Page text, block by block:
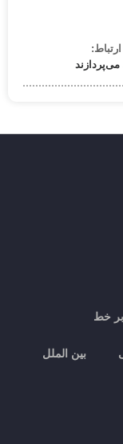
می‌پردازند
بر خط
بین الملل